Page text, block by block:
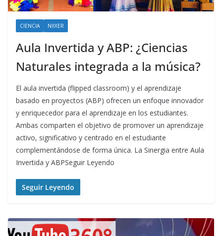
CIENCIA NIIXER
Aula Invertida y ABP: ¿Ciencias
Naturales integrada a la música?
El aula invertida (flipped classroom) y el aprendizaje
basado en proyectos (ABP) ofrecen un enfoque innovador
y enriquecedor para el aprendizaje en los estudiantes.
Ambas comparten el objetivo de promover un aprendizaje
activo, significativo y centrado en el estudiante
complementándose de forma única. La Sinergia entre Aula
Invertida y ABPSeguir Leyendo
Seguir Leyendo